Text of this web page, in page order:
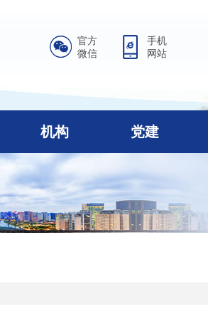
官方
微信
手机
网站
机构 党建